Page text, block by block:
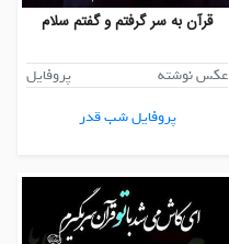
قرآن به سر گرفتم و گفتم سلام
عکس نوشته
پروفایل
پروفایل شب قدر